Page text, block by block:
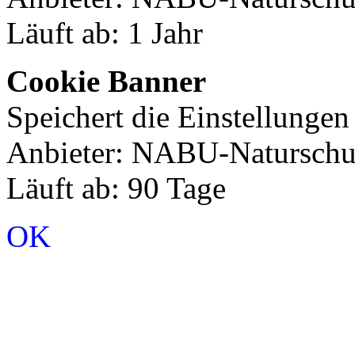
Läuft ab: 1 Jahr
Cookie Banner
Speichert die
Anbieter: NABU-
Läuft ab: 90 Tage
OK